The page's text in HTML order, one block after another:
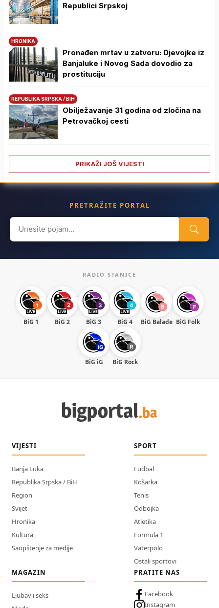
Republici Srpskoj
HRONIKA
Pronađen mrtav u zatvoru: Djevojke iz
Banjaluke i Novog Sada dovodio za
prostituciju
REPUBLIKA SRPSKA / BIH
Obilježavanje 31 godina od zločina na
Petrovačkoj cesti
PRIKAŽI JOŠ VIJESTI
PRETRAŽITE PORTAL
Search
for:
RADIO STANICE
BiG 1 BiG 2 BiG 3 BiG 4 BiG Balade BiG Folk
BiG iG BiG Rock
VIJESTI
Banja Luka
Republika Srpska / BiH
Region
Svijet
Hronika
Kultura
Saopštenje za medije
SPORT
Fudbal
Košarka
Tenis
Odbojka
Atletika
Formula 1
Vaterpolo
Ostali sportovi
MAGAZIN
Ljubav i seks
PRATITE NAS
Facebook
Instagram